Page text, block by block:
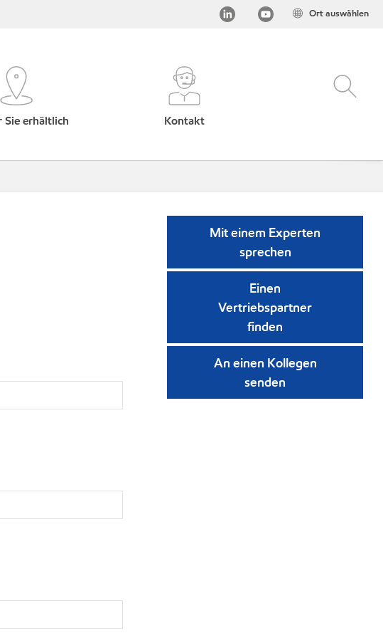
Ort auswählen
Sie erhältlich Kontakt
Mit einem Experten
sprechen
Einen
Vertriebspartner
finden
An einen Kollegen
senden